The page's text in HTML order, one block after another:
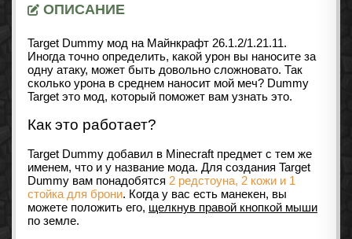
ОПИСАНИЕ
Target Dummy мод на Майнкрафт 26.1.2/1.21.11.
Иногда точно определить, какой урон вы наносите за
одну атаку, может быть довольно сложновато. Так
сколько урона в среднем наносит мой меч? Dummy
Target это мод, который поможет вам узнать это.
Как это работает?
Target Dummy добавил в Minecraft предмет с тем же
именем, что и у название мода. Для создания Target
Dummy вам понадобятся 2 редстоуна, 2 кожи и 1
стойка для брони. Когда у вас есть манекен, вы
можете положить его, щелкнув правой кнопкой мыши
по земле.